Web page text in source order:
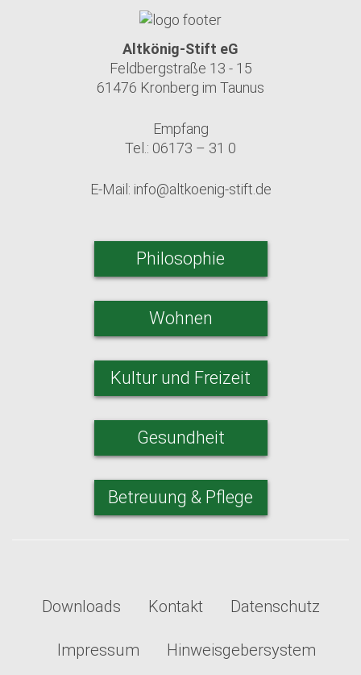
Altkönig-Stift eG
Feldbergstraße 13 - 15
61476 Kronberg im Taunus
Empfang
Tel.: 06173 – 31 0
E-Mail: info@altkoenig-stift.de
Philosophie
Wohnen
Kultur und Freizeit
Gesundheit
Betreuung & Pflege
Downloads Kontakt Datenschutz
Impressum Hinweisgebersystem